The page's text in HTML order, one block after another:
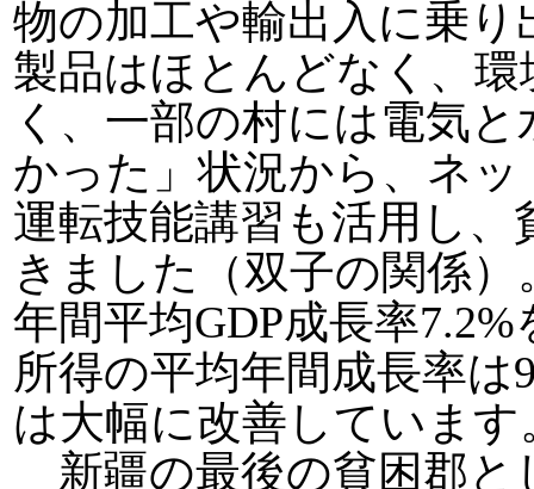
物の加工や輸出入に乗り
製品はほとんどなく、
く、一部の村には電気
かった」状況から、ネ
運転技能講習も活用し
きました（双子の関係）
年間平均GDP成長率
所得の平均年間成長率
は大幅に改善しています
新疆の最後の貧困郡と